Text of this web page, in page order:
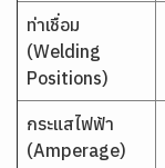
ท่าเชื่อม
(Welding
Positions)
กระแสไฟฟ้า
(Amperage)